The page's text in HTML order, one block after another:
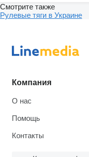
Смотрите также
Рулевые тяги в Украине
Компания
О нас
Помощь
Контакты